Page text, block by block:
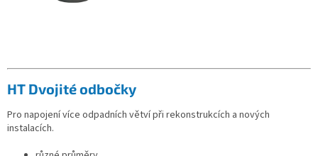
HT Dvojité odbočky
Pro napojení více odpadních větví při rekonstrukcích a nových
instalacích.